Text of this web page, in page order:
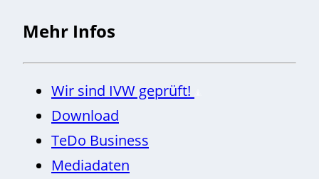
Mehr Infos
Wir sind IVW geprüft!
Download
TeDo Business
Mediadaten